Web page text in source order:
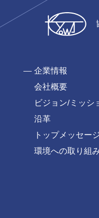
企業情報
会社概要
ビジョン/ミッシ
沿革
トップメッセー
環境への取り組